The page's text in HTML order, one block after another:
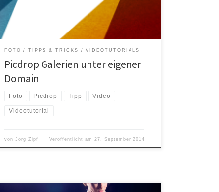
mit dem man Fotos direkt aus Lightroom in eine
auf Picdrop hochladen […]
FOTO TIPPS & TRICKS VIDEOTUTORIALS
Picdrop Galerien unter eigener
Domain
Foto Picdrop Tipp Video
Videotutorial
vonJörg Zipf Veröffentlicht am 27. September 2014